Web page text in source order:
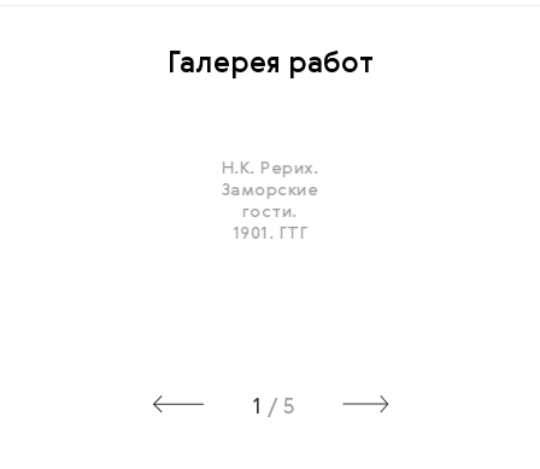
Галерея работ
Н.К. Рерих.
Заморские
гости.
1901. ГТГ
1 / 5